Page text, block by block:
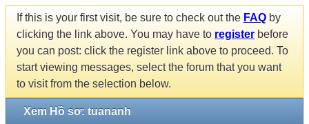
If this is your first visit, be sure to check out the FAQ by
clicking the link above. You may have to register before
you can post: click the register link above to proceed. To
start viewing messages, select the forum that you want
to visit from the selection below.
Xem Hồ sơ: tuananh